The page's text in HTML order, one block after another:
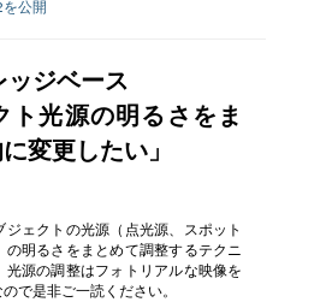
を公開
ジベース
ト光源の明るさをま
変更したい」
ェクトの光源（点光源、スポット
の明るさをまとめて調整するテクニ
光源の調整はフォトリアルな映像を
で是非ご一読ください。